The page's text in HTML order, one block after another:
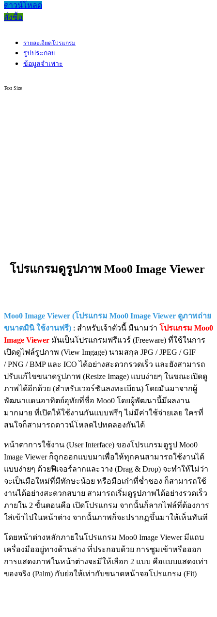
ดาวน์โหลด
สั่งซื้อ
รายละเอียดโปรแกรม
รูปประกอบ
ข้อมูลจำเพาะ
Text Size
โปรแกรมดูรูปภาพ Moo0 Image Viewer
Moo0 Image Viewer (โปรแกรม Moo0 Image Viewer ดูภาพถ่าย
ขนาดมินิ ใช้งานฟรี) : สำหรับเจ้าตัวนี้ มีนามว่า โปรแกรม Moo0
Image Viewer มันเป็นโปรแกรมฟรีแวร์ (Freeware) ที่ใช้ในการ
เปิดดูไฟล์รูปภาพ (View Imgage) นามสกุล JPG / JPEG / GIF
/ PNG / BMP และ ICO ได้อย่างสะดวกรวดเร็ว และยังสามารถ
ปรับแก้ไขขนาดรูปภาพ (Resize Image) แบบง่ายๆ ในขณะเปิดดู
ภาพได้อีกด้วย (สำหรับเวอร์ชันลงทะเบียน) โดยมันมาจากผู้
พัฒนาแดนอาทิตย์อุทัยที่ชื่อ Moo0 โดยผู้พัฒนานี้มีผลงาน
มากมาย ที่เปิดให้ใช้งานกันแบบฟรีๆ ไม่มีค่าใช้จ่ายเลย ใครที่
สนใจก็สามารถดาวน์โหลดไปทดลองกันได้
หน้าตาการใช้งาน (User Interface) ของโปรแกรมดูรูป Moo0
Image Viewer ก็ถูกออกแบบมาเพื่อให้ทุกคนสามารถใช้งานได้
แบบง่ายๆ ด้วยฟีเจอร์ลากและวาง (Drag & Drop) จะทำให้ไม่ว่า
จะเป็นมือใหม่ที่มีทักษะน้อย หรือมือเก๋าที่ช่ำชอง ก็สามารถใช้
งานได้อย่างสะดวกสบาย สามารถเริ่มดูรูปภาพได้อย่างรวดเร็ว
ภายใน 2 ขั้นตอนคือ เปิดโปรแกรม จากนั้นก็ลากไฟล์ที่ต้องการ
ใส่เข้าไปในหน้าต่าง จากนั้นภาพก็จะปรากฏขึ้นมาให้เห็นทันที
โดยหน้าต่างหลักภายในโปรแกรม Moo0 Image Viewer มีแถบ
เครื่องมืออยู่ทางด้านล่าง ที่ประกอบด้วย การซูมเข้าหรือออก
การแสดงภาพในหน้าต่างจะมีให้เลือก 2 แบบ คือแบบแสดงเท่า
ของจริง (Palm) กับย่อให้เท่ากับขนาดหน้าจอโปรแกรม (Fit)